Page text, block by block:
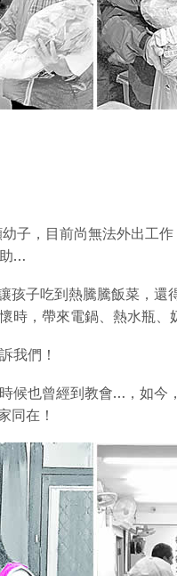
子，目前尚無法外出工
…
子吃到熱騰騰飯菜，還
時，帶來電鍋、熱水瓶、
我們！
候也曾經到教會…，如今
同在！